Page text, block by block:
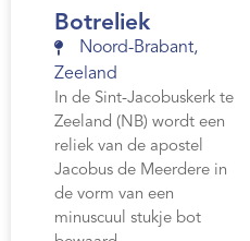
Ervaringen
Regio’s
Nieuws
Agenda
Webshop
Botreliek
Noord-Brabant,
Zeeland
In de Sint-Jacobuskerk te
Zeeland (NB) wordt een
reliek van de apostel
Jacobus de Meerdere in
de vorm van een
minuscuul stukje bot